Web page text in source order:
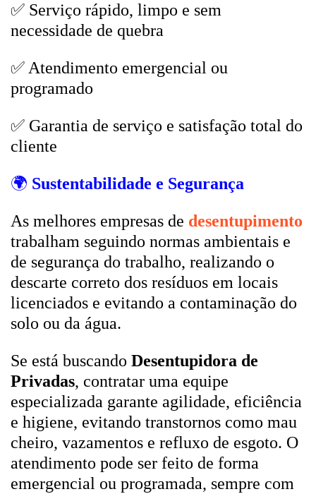
✅ Serviço rápido, limpo e sem
necessidade de quebra
✅ Atendimento emergencial ou
programado
✅ Garantia de serviço e satisfação total do
cliente
🌍 Sustentabilidade e Segurança
As melhores empresas de desentupimento
trabalham seguindo normas ambientais e
de segurança do trabalho, realizando o
descarte correto dos resíduos em locais
licenciados e evitando a contaminação do
solo ou da água.
Se está buscando Desentupidora de
Privadas, contratar uma equipe
especializada garante agilidade, eficiência
e higiene, evitando transtornos como mau
cheiro, vazamentos e refluxo de esgoto. O
atendimento pode ser feito de forma
emergencial ou programada, sempre com